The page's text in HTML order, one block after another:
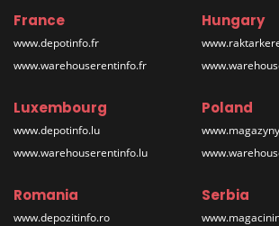
France
www.depotinfo.fr
www.warehouserentinfo.fr
Hungary
Luxembourg
www.depotinfo.lu
www.warehouserentinfo.lu
Poland
Romania
www.depozitinfo.ro
Serbia